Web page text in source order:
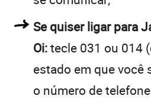
Se quiser ligar para
Oi:tecle 031 ou 014
estado em que você
o número de